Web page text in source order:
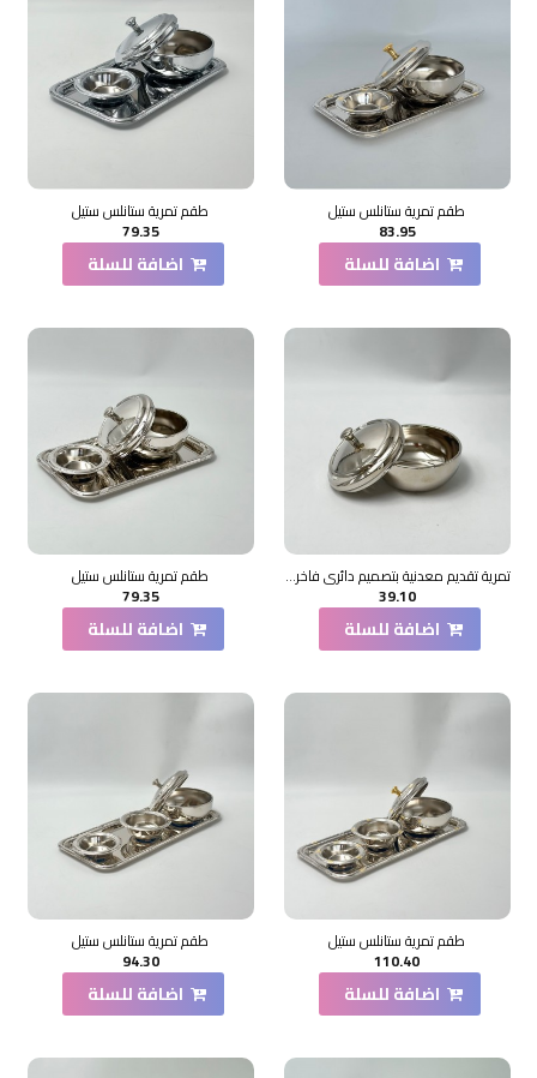
طقم تمرية ستانلس ستيل
83.95
اضافة للسلة
طقم تمرية ستانلس ستيل
79.35
اضافة للسلة
تمرية تقديم معدنية بتصميم دائري فاخر 4×11×11سم
39.10
اضافة للسلة
طقم تمرية ستانلس ستيل
79.35
اضافة للسلة
طقم تمرية ستانلس ستيل
110.40
اضافة للسلة
طقم تمرية ستانلس ستيل
94.30
اضافة للسلة